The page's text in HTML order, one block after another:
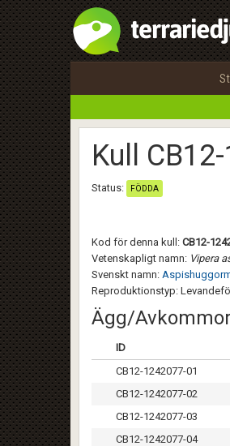
Kull
Status: FÖDDA
Kod för denna kull: CB12-
Vetenskapligt namn: Vipera
Svenskt namn:
Reproduktionstyp:
Ägg/Avkommor
ID
CB12-1242077-01
CB12-1242077-02
CB12-1242077-03
CB12-1242077-04